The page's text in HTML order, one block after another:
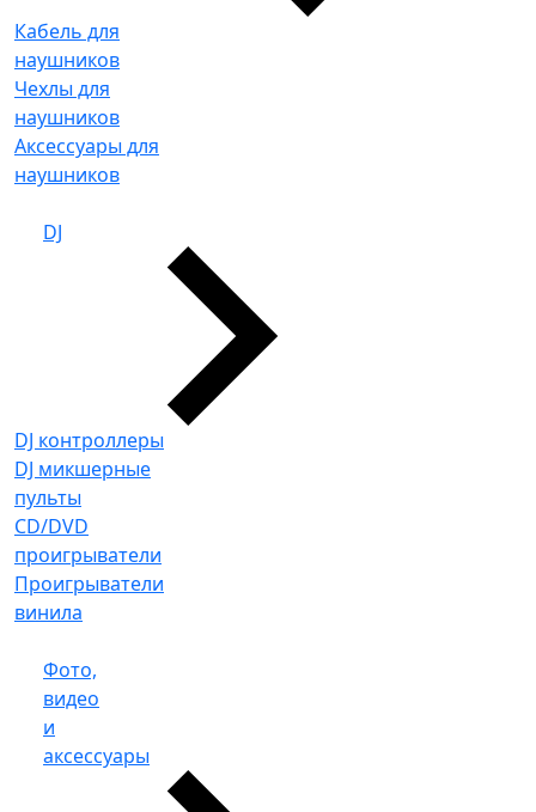
Кабель для
наушников
Чехлы для
наушников
Аксессуары для
наушников
DJ
DJ контроллеры
DJ микшерные
пульты
CD/DVD
проигрыватели
Проигрыватели
винила
Фото,
видео
и
аксессуары